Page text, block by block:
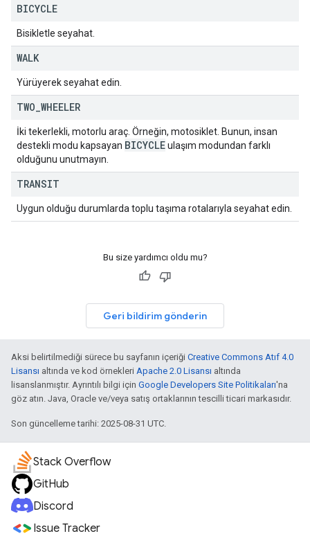
BICYCLE
Bisikletle seyahat.
WALK
Yürüyerek seyahat edin.
TWO WHEELER
İki tekerlekli, motorlu araç. Örneğin, motosiklet. Bunun, insan
destekli modu kapsayan BICYCLEulaşım modundan farklı
olduğunu unutmayın.
TRANSIT
Uygun olduğu durumlarda toplu taşıma rotalarıyla seyahat edin.
Bu size yardımcı oldu mu?
Geri bildirim gönderin
Aksi belirtilmediği sürece bu sayfanın içeriği Creative Commons Atıf 4.0
Lisansı altında ve kod örnekleri Apache 2.0 Lisansı altında
lisanslanmıştır. Ayrıntılı bilgi için Google Developers Site Politikaları'na
göz atın. Java, Oracle ve/veya satış ortaklarının tescilli ticari markasıdır.
Son güncelleme tarihi: 2025-08-31 UTC.
Stack Overflow
GitHub
Discord
Issue Tracker